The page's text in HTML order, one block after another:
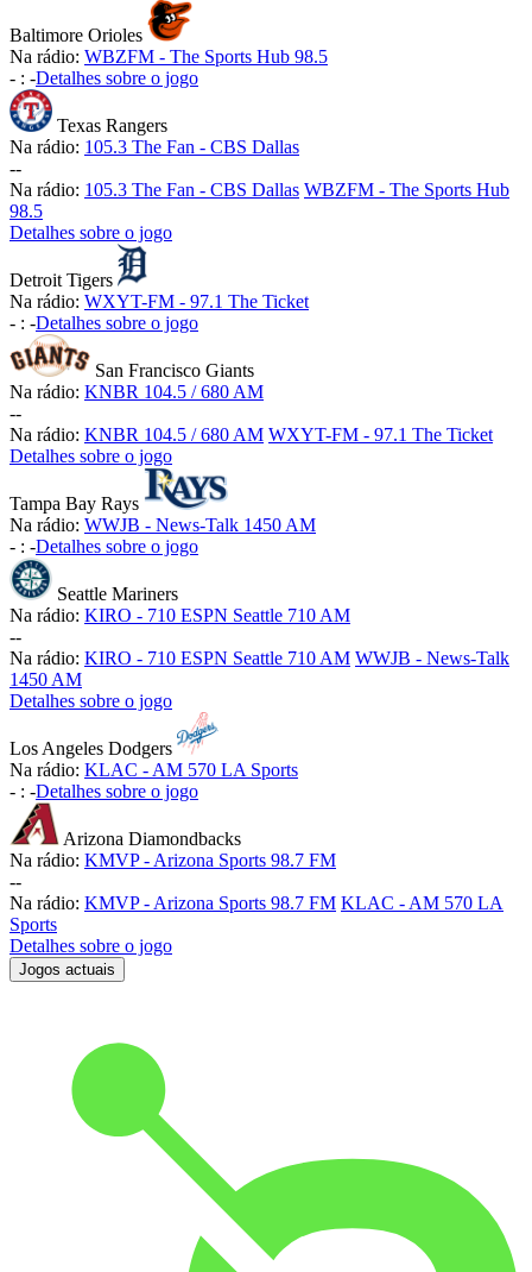
Baltimore Orioles
Na rádio: WBZFM - The Sports Hub 98.5
- : -Detalhes sobre o jogo
Texas Rangers
Na rádio: 105.3 The Fan - CBS Dallas
--
Na rádio: 105.3 The Fan - CBS Dallas WBZFM - The Sports Hub
98.5
Detalhes sobre o jogo
Detroit Tigers
Na rádio: WXYT-FM - 97.1 The Ticket
- : -Detalhes sobre o jogo
San Francisco Giants
Na rádio: KNBR 104.5 / 680 AM
--
Na rádio: KNBR 104.5 / 680 AM WXYT-FM - 97.1 The Ticket
Detalhes sobre o jogo
Tampa Bay Rays
Na rádio: WWJB - News-Talk 1450 AM
- : -Detalhes sobre o jogo
Seattle Mariners
Na rádio: KIRO - 710 ESPN Seattle 710 AM
--
Na rádio: KIRO - 710 ESPN Seattle 710 AM WWJB - News-Talk
1450 AM
Detalhes sobre o jogo
Los Angeles Dodgers
Na rádio: KLAC - AM 570 LA Sports
- : -Detalhes sobre o jogo
Arizona Diamondbacks
Na rádio: KMVP - Arizona Sports 98.7 FM
--
Na rádio: KMVP - Arizona Sports 98.7 FM KLAC - AM 570 LA
Sports
Detalhes sobre o jogo
Jogos actuais